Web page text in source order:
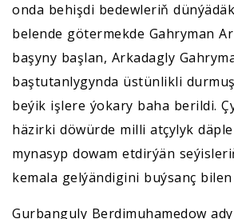
onda behişdi bedewleriň
belende götermekde Gahryman
başyny başlan, Arkadagly
baştutanlygynda üstünlikli
beýik işlere ýokary baha berildi.
häzirki döwürde milli atçylyk
mynasyp dowam etdirýän
kemala gelýändigini buýsanç
Gurbanguly Berdimuhamedow